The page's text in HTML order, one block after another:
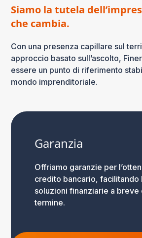
Siamo la tutela
che cambia.
Con una presenza capillare sul
approccio basato sull’ascolto,
essere un punto di riferimento
mondo imprenditoriale.
Garanzia
Offriamo garanzie per
credito bancario, facilitando
soluzioni finanziarie a breve
termine.